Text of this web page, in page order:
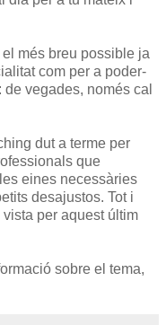
més breu possible ja
com per a poder-
vegades, només cal
dut a terme per
que
eines necessàries
desajustos. Tot i
per aquest últim
sobre el tema,